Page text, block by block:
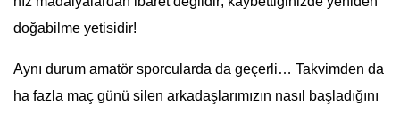
doğabilme yetisidir!
Aynı durum amatör sporcularda da geçerli… Takvimden da
ha fazla maç günü silen arkadaşlarımızın nasıl başladığını